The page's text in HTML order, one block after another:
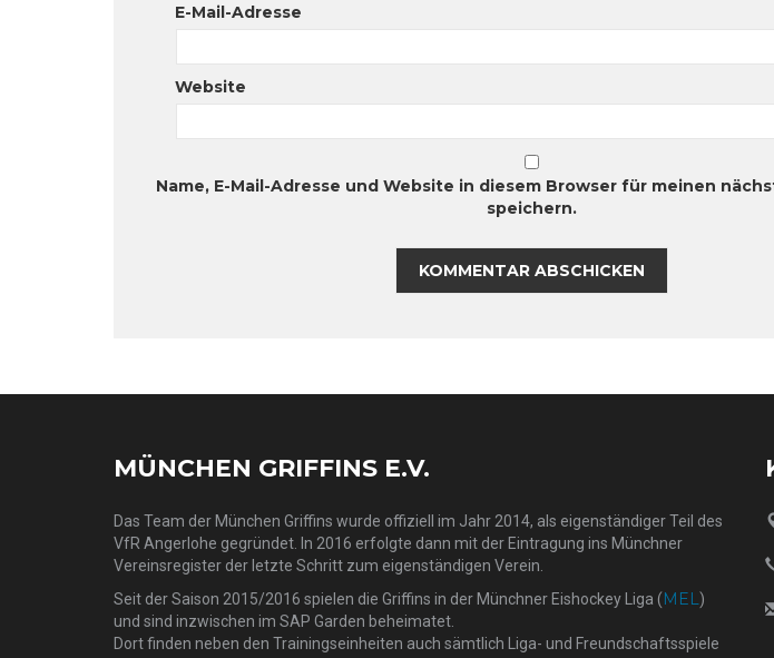
E-Mail-Adresse
Website
Name, E-Mail-Adresse und Website in diesem Browser für meinen
speichern.
MÜNCHEN GRIFFINS E.V.
Das Team der München Griffins wurde offiziell im Jahr 2014, als eigenständiger Teil des
VfR Angerlohe gegründet. In 2016 erfolgte dann mit der Eintragung ins Münchner
Vereinsregister der letzte Schritt zum eigenständigen Verein.
Seit der Saison 2015/2016 spielen die Griffins in der Münchner Eishockey Liga (MEL)
und sind inzwischen im SAP Garden beheimatet.
Dort finden neben den Trainingseinheiten auch sämtlich Liga- und Freundschaftsspiele